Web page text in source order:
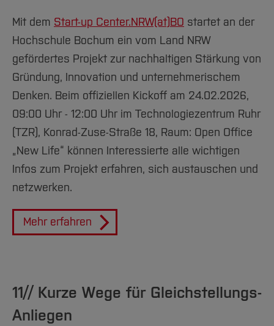
Mit dem Start-up Center.NRW(at)BO startet an der
Hochschule Bochum ein vom Land NRW
gefördertes Projekt zur nachhaltigen Stärkung von
Gründung, Innovation und unternehmerischem
Denken. Beim offiziellen Kickoff am 24.02.2026,
09:00 Uhr - 12:00 Uhr im Technologiezentrum Ruhr
(TZR), Konrad-Zuse-Straße 18, Raum: Open Office
„New Life“ können Interessierte alle wichtigen
Infos zum Projekt erfahren, sich austauschen und
netzwerken.
Mehr erfahren
11// Kurze Wege für Gleichstellungs-
Anliegen